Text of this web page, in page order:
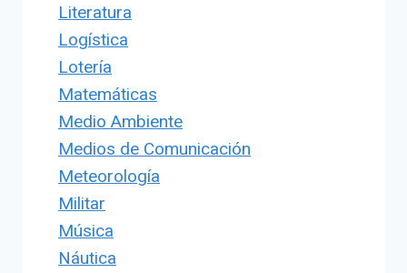
Literatura
Logística
Lotería
Matemáticas
Medio Ambiente
Medios de Comunicación
Meteorología
Militar
Música
Náutica